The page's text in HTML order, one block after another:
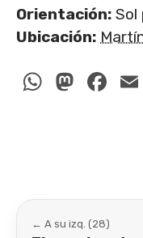
Orientación: Sol
Ubicación:
← A su izq. (28)